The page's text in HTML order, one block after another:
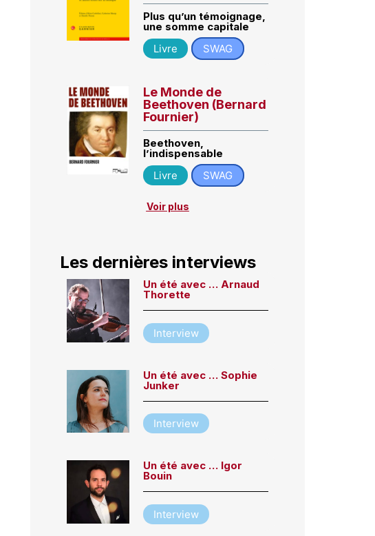
Plus qu’un témoignage,
une somme capitale
Livre
SWAG
Le Monde de
Beethoven (Bernard
Fournier)
Beethoven,
l’indispensable
Livre
SWAG
Voir plus
Les dernières interviews
Un été avec … Arnaud
Thorette
Interview
Un été avec … Sophie
Junker
Interview
Un été avec … Igor
Bouin
Interview